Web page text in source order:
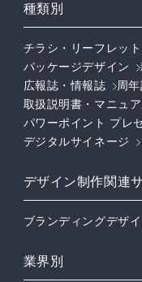
種類別
チラシ・リーフレット
パッケージデザイン
広報誌・情報誌
周年
取扱説明書・マニュ
パワーポイント プレ
デジタルサイネージ
デザイン制作関連
ブランディングデザ
業界別